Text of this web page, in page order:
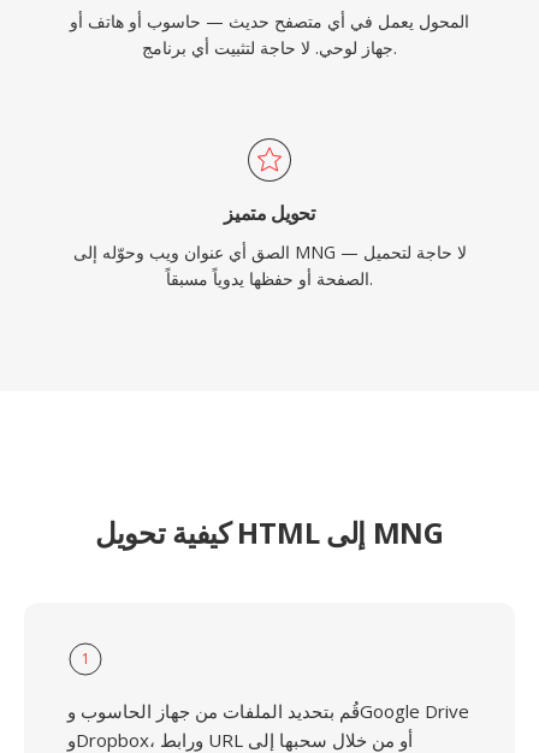
المحول يعمل في أي متصفح حديث — حاسوب أو هاتف أو
جهاز لوحي. لا حاجة لتثبيت أي برنامج.
تحويل متميز
الصق أي عنوان ويب وحوّله إلى MNG — لا حاجة لتحميل
الصفحة أو حفظها يدوياً مسبقاً.
كيفية تحويل HTML إلى MNG
1
قُم بتحديد الملفات من جهاز الحاسوب وGoogle Drive
وDropbox، ورابط URL أو من خلال سحبها إلى